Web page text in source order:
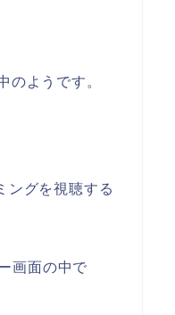
のようです。
ングを視聴する
画面の中で